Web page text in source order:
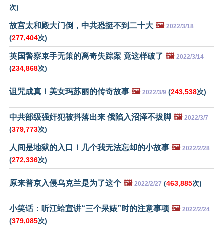
次)
故宫太和殿大门倒，中共恐挺不到二十大 🖼️ 2022/3/18
(277,404次)
英国警察束手无策的离奇失踪案 竟这样破了 🖼️ 2022/3/14
(234,868次)
诅咒成真！美女玛苏丽的传奇故事 🖼️ 2022/3/9 (243,538次)
中共部级强奸犯被抖落出来 俄陷入沼泽不拔脚 🖼️ 2022/3/7
(379,773次)
人间是地狱的入口！几个我无法忘却的小故事 🖼️ 2022/2/28
(272,336次)
原来普京入侵乌克兰是为了这个 🖼️ 2022/2/27 (463,885次)
小笑话：听江蛤宣讲“三个呆婊”时的注意事项 🖼️ 2022/2/24
(379,085次)